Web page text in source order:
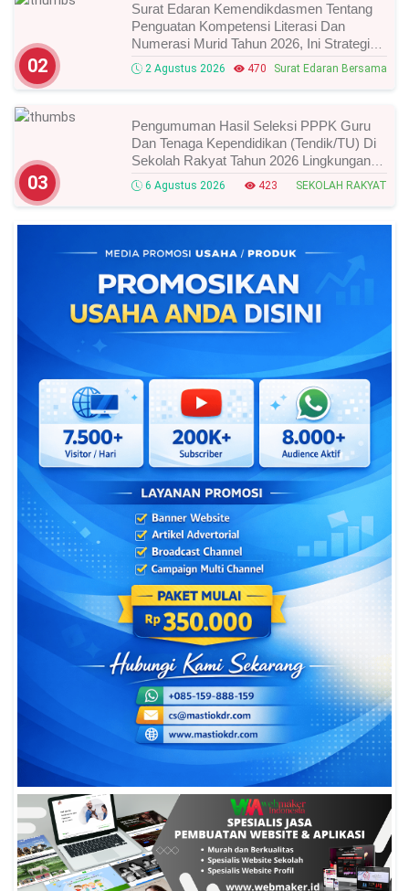
02
Surat Edaran Kemendikdasmen Tentang
Penguatan Kompetensi Literasi Dan
Numerasi Murid Tahun 2026, Ini Strategi
Dan Alurnya
2 Agustus 2026 470 Surat Edaran Bersama
03
Pengumuman Hasil Seleksi PPPK Guru
Dan Tenaga Kependidikan (Tendik/TU) Di
Sekolah Rakyat Tahun 2026 Lingkungan
Kementerian Sosial RI, Ini Daftar Nama
Peserta Yang Lolos!
6 Agustus 2026 423 SEKOLAH RAKYAT